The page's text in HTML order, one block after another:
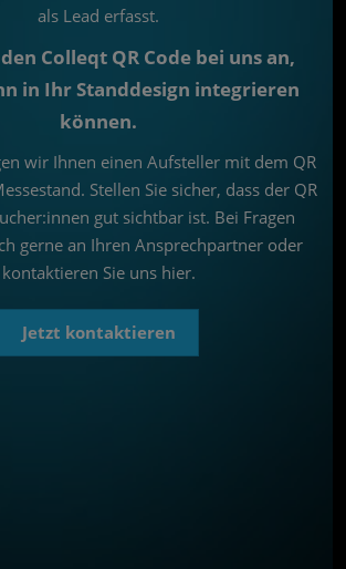
als Lead erfasst.
Colleqt QR Code bei uns an,
in Ihr Standdesign integrieren
können.
wir Ihnen einen Aufsteller mit dem QR
Stellen Sie sicher, dass der QR
gut sichtbar ist. Bei Fragen
gerne an Ihren Ansprechpartner oder
kontaktieren Sie uns hier.
Jetzt kontaktieren